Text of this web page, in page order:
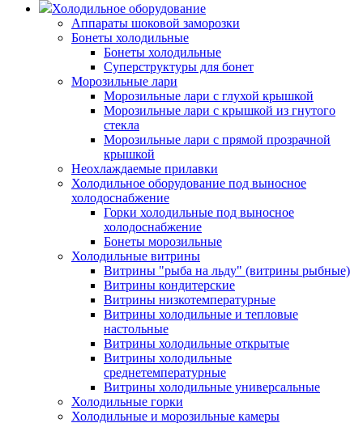
Холодильное оборудование
Аппараты шоковой заморозки
Бонеты холодильные
Бонеты холодильные
Суперструктуры для бонет
Морозильные лари
Морозильные лари с глухой крышкой
Морозильные лари с крышкой из гнутого
стекла
Морозильные лари с прямой прозрачной
крышкой
Неохлаждаемые прилавки
Холодильное оборудование под выносное
холодоснабжение
Горки холодильные под выносное
холодоснабжение
Бонеты морозильные
Холодильные витрины
Витрины "рыба на льду" (витрины рыбные)
Витрины кондитерские
Витрины низкотемпературные
Витрины холодильные и тепловые
настольные
Витрины холодильные открытые
Витрины холодильные
среднетемпературные
Витрины холодильные универсальные
Холодильные горки
Холодильные и морозильные камеры